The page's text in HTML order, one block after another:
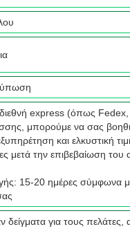
express (όπως
μπορούμε να σας
και ελκυστική
μετά την επιβεβαίωση του
15-20 ημέρες σύμφωνα
για τους πελάτες,